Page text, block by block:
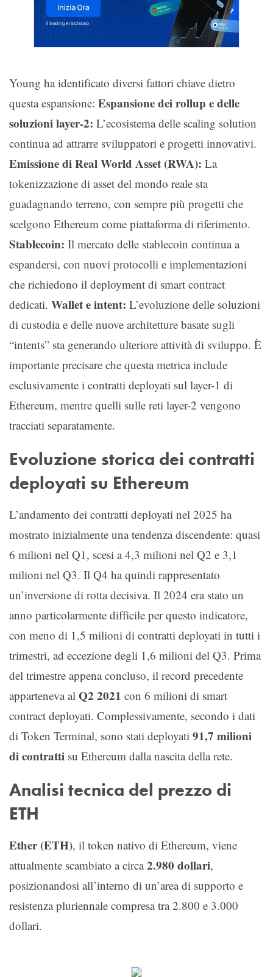
Young ha identificato diversi fattori chiave dietro
questa espansione: Espansione dei rollup e delle
soluzioni layer-2: L’ecosistema delle scaling solution
continua ad attrarre sviluppatori e progetti innovativi.
Emissione di Real World Asset (RWA): La
tokenizzazione di asset del mondo reale sta
guadagnando terreno, con sempre più progetti che
scelgono Ethereum come piattaforma di riferimento.
Stablecoin: Il mercato delle stablecoin continua a
espandersi, con nuovi protocolli e implementazioni
che richiedono il deployment di smart contract
dedicati. Wallet e intent: L’evoluzione delle soluzioni
di custodia e delle nuove architetture basate sugli
“intents” sta generando ulteriore attività di sviluppo. È
importante precisare che questa metrica include
esclusivamente i contratti deployati sul layer-1 di
Ethereum, mentre quelli sulle reti layer-2 vengono
tracciati separatamente.
Evoluzione storica dei contratti
deployati su Ethereum
L’andamento dei contratti deployati nel 2025 ha
mostrato inizialmente una tendenza discendente: quasi
6 milioni nel Q1, scesi a 4,3 milioni nel Q2 e 3,1
milioni nel Q3. Il Q4 ha quindi rappresentato
un’inversione di rotta decisiva. Il 2024 era stato un
anno particolarmente difficile per questo indicatore,
con meno di 1,5 milioni di contratti deployati in tutti i
trimestri, ad eccezione degli 1,6 milioni del Q3. Prima
del trimestre appena concluso, il record precedente
apparteneva al Q2 2021 con 6 milioni di smart
contract deployati. Complessivamente, secondo i dati
di Token Terminal, sono stati deployati 91,7 milioni
di contratti su Ethereum dalla nascita della rete.
Analisi tecnica del prezzo di
ETH
Ether (ETH), il token nativo di Ethereum, viene
attualmente scambiato a circa2.980 dollari,
posizionandosi all’interno di un’area di supporto e
resistenza pluriennale compresa tra 2.800 e 3.000
dollari.